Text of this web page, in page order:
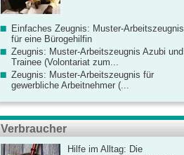
Einfaches Zeugnis: Muster-Arbeitszeugnis
für eine Bürogehilfin
Zeugnis: Muster-Arbeitszeugnis Azubi und
Trainee (Volontariat zum...
Zeugnis: Muster-Arbeitszeugnis für
gewerbliche Arbeitnehmer (...
Verbraucher
Hilfe im Alltag: Die